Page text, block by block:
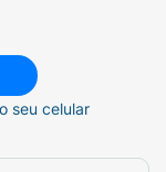
seu celular